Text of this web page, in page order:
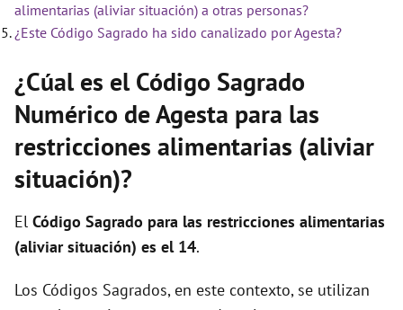
e
o
alimentarias (aliviar situación) a otras personas?
¿Este Código Sagrado ha sido canalizado por Agesta?
¿Cúal es el Código Sagrado
Numérico de Agesta para las
restricciones alimentarias (aliviar
situación)?
El Código Sagrado para las restricciones alimentarias
(aliviar situación) es el 14.
Los Códigos Sagrados, en este contexto, se utilizan